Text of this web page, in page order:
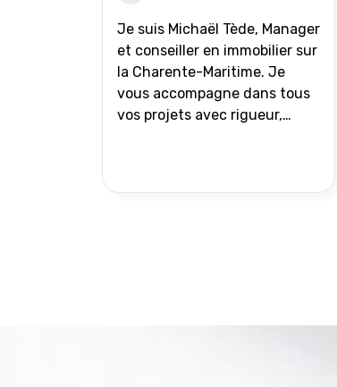
Vente en partage grâce au
réseau Iad France et Iad
Deutschland Inter agence
Je suis Michaël Tède, Manager
et conseiller en immobilier sur
la Charente-Maritime. Je
vous accompagne dans tous
vos projets avec rigueur,